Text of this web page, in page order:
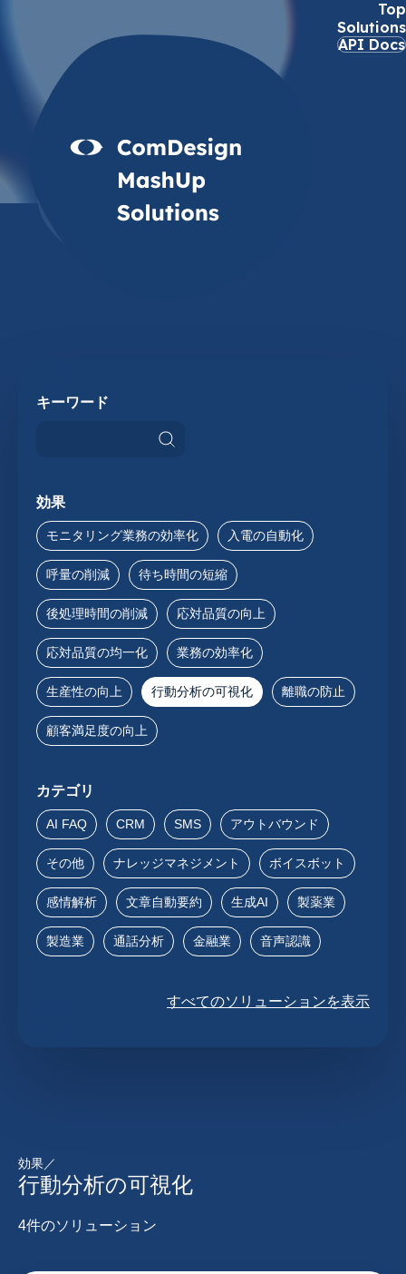
Top
Solutions
API Docs
Solutions
キーワード
効果
モニタリング業務の効率化 入電の自動化
呼量の削減 待ち時間の短縮
後処理時間の削減 応対品質の向上
応対品質の均一化 業務の効率化
生産性の向上 行動分析の可視化 離職の防止
顧客満足度の向上
カテゴリ
AI FAQ CRM SMS アウトバウンド
その他 ナレッジマネジメント ボイスボット
感情解析 文章自動要約 生成AI 製薬業
製造業 通話分析 金融業 音声認識
すべてのソリューションを表示
効果／
行動分析の可視化
4件のソリューション